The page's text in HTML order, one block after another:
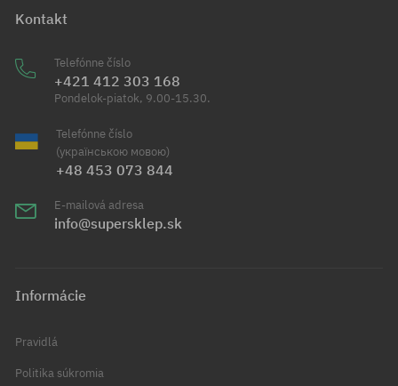
Kontakt
Telefónne číslo
+421 412 303 168
Pondelok-piatok, 9.00-15.30.
Telefónne číslo
(українською мовою)
+48 453 073 844
E-mailová adresa
info@supersklep.sk
Informácie
Pravidlá
Politika súkromia